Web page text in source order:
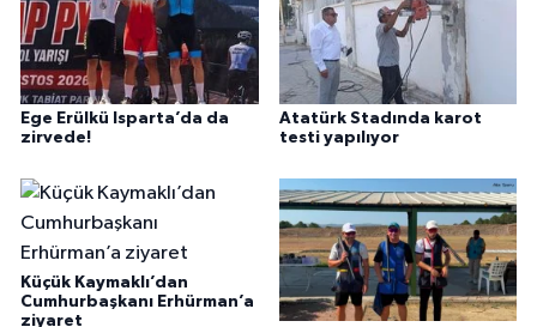
Ege Erülkü Isparta’da da
zirvede!
Atatürk Stadında karot
testi yapılıyor
Küçük Kaymaklı’dan
Cumhurbaşkanı Erhürman’a
ziyaret